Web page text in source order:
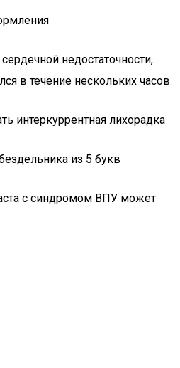
недостаточности,
в течение нескольких часов
интеркуррентная лихорадка
из 5 букв
с синдромом ВПУ может